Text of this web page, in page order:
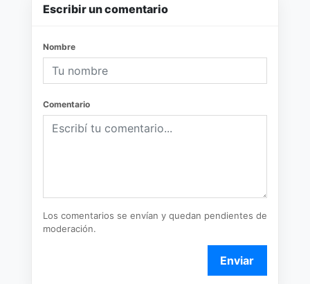
Escribir un comentario
Nombre
Comentario
Los comentarios se envían y quedan pendientes de
moderación.
Enviar